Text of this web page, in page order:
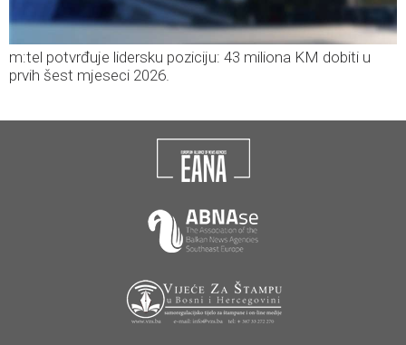
m:tel potvrđuje lidersku poziciju: 43 miliona KM dobiti u
prvih šest mjeseci 2026.